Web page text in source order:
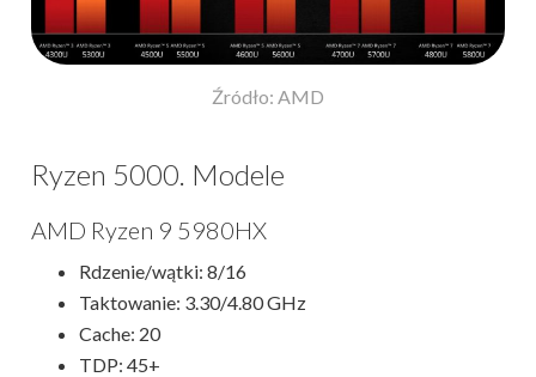
Źródło: AMD
Ryzen 5000. Modele
AMD Ryzen 9 5980HX
Rdzenie/wątki: 8/16
Taktowanie: 3.30/4.80 GHz
Cache: 20
TDP: 45+